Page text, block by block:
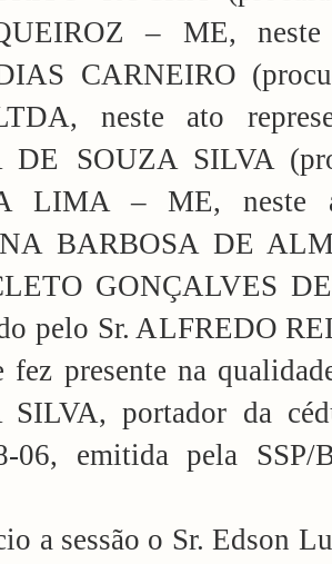
– ME,
CARNEIRO
neste ato
DE SOUZA SILVA
LIMA – ME, neste
BARBOSA DE
GONÇALVES
pelo Sr. ALFREDO
fez presente na
SILVA, portador da
06, emitida pela SSP/
a sessão o Sr. Edson